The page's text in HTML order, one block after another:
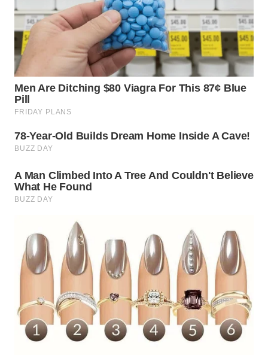
TOBA
WN
WN
LANGKAT
WN
TAPANULI
WN
WN
KARO
WN
SIMALUNGUN
WN